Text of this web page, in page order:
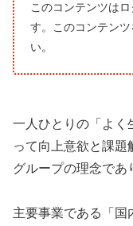
このコンテンツは
す。このコンテン
い。
一人ひとりの「よく
って向上意欲と課題
グループの理念であ
主要事業である「国